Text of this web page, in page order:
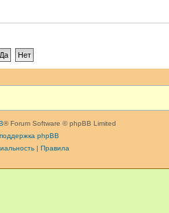
® Forum Software © phpBB Limited
phpBB
| Правила